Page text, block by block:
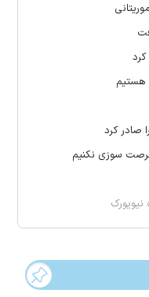
هستیم
صادر کرد
سوزی نکنیم